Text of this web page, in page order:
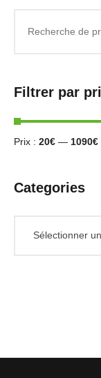
Filtrer par
Prix : 20€ — 1090€
Categories
Sélectionner